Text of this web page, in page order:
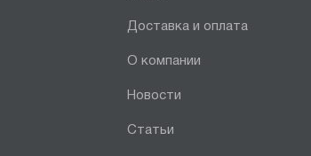
Доставка и оплата
О компании
Новости
Статьи